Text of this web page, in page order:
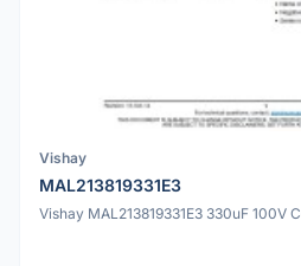
Vishay
MAL213819331E3
Vishay MAL213819331E3 330uF 100V